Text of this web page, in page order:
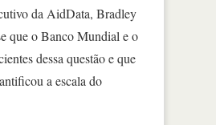
da AidData, Bradley
que o Banco Mundial e o
dessa questão e que
a escala do